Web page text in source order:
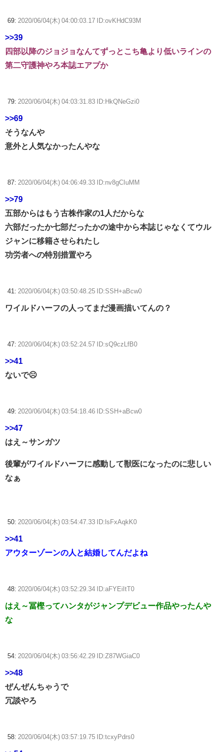
69: 2020/06/04(木) 04:00:03.17 ID:ovKHdC93M
>>39
四部以降のジョジョなんてずっとこち亀より低いラインの
第二守護神やろ本誌エアプか
79: 2020/06/04(木) 04:03:31.83 ID:HkQNeGzi0
>>69
そうなんや
意外と人気なかったんやな
87: 2020/06/04(木) 04:06:49.33 ID:nv8gCIuMM
>>79
五部からはもう古株作家の1人だからな
六部だったか七部だったかの途中から本誌じゃなくてウル
ジャンに移籍させられたし
功労者への特別措置やろ
41: 2020/06/04(木) 03:50:48.25 ID:SSH+aBcw0
ワイルドハーフの人ってまだ漫画描いてんの？
47: 2020/06/04(木) 03:52:24.57 ID:sQ9czLfB0
>>41
ないで☹
49: 2020/06/04(木) 03:54:18.46 ID:SSH+aBcw0
>>47
はえ～サンガツ
後輩がワイルドハーフに感動して獣医になったのに悲しい
なぁ
50: 2020/06/04(木) 03:54:47.33 ID:lsFxAqkK0
>>41
アウターゾーンの人と結婚してんだよね
48: 2020/06/04(木) 03:52:29.34 ID:aFYEiItT0
はえ～冨樫ってハンタがジャンプデビュー作品やったんや
な
54: 2020/06/04(木) 03:56:42.29 ID:Z87WGiaC0
>>48
ぜんぜんちゃうで
冗談やろ
58: 2020/06/04(木) 03:57:19.75 ID:tcxyPdrs0